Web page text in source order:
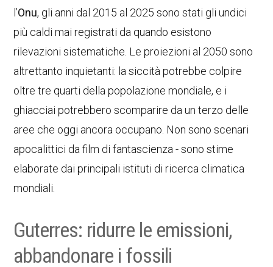
l’Onu, gli anni dal 2015 al 2025 sono stati gli undici
più caldi mai registrati da quando esistono
rilevazioni sistematiche. Le proiezioni al 2050 sono
altrettanto inquietanti: la siccità potrebbe colpire
oltre tre quarti della popolazione mondiale, e i
ghiacciai potrebbero scomparire da un terzo delle
aree che oggi ancora occupano. Non sono scenari
apocalittici da film di fantascienza - sono stime
elaborate dai principali istituti di ricerca climatica
mondiali.
Guterres: ridurre le emissioni,
abbandonare i fossili